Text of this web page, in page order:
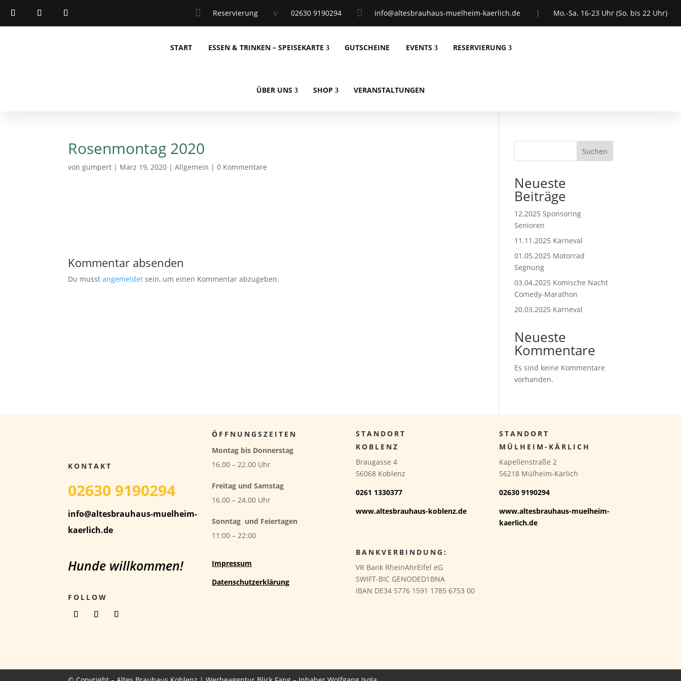
} Mo.-Sa. 16-23 Uhr (So. bis 22 Uhr)
 info@altesbrauhaus-muelheim-kaerlich.de
v 02630 9190294
 Reservierung
START ESSEN & TRINKEN – SPEISEKARTE GUTSCHEINE EVENTS RESERVIERUNG
ÜBER UNS SHOP VERANSTALTUNGEN
Rosenmontag 2020
vongumpert | März 19, 2020 |Allgemein |0 Kommentare
Kommentar absenden
Du musstangemeldet sein, um einen Kommentar abzugeben.
Suchen
Neueste
Beiträge
12.2025 Sponsoring
Senioren
11.11.2025 Karneval
01.05.2025 Motorrad
Segnung
03.04.2025 Komische Nacht
Comedy-Marathon
20.03.2025 Karneval
Neueste
Kommentare
Es sind keine Kommentare
vorhanden.
KONTAKT
02630 9190294
info@altesbrauhaus-muelheim-
kaerlich.de
Hunde willkommen!
FOLLOW
ÖFFNUNGSZEITEN
Montag bis Donnerstag
16.00 – 22.00 Uhr
Freitag und Samstag
16.00 – 24.00 Uhr
Sonntag und Feiertagen
11:00 – 22:00
Impressum
Datenschutzerklärung
STANDORT
KOBLENZ
Braugasse 4
56068 Koblenz
0261 1330377
www.altesbrauhaus-koblenz.de
STANDORT
MÜLHEIM-KÄRLICH
Kapellenstraße 2
56218 Mülheim-Kärlich
02630 9190294
www.altesbrauhaus-muelheim-
kaerlich.de
BANKVERBINDUNG:
VR Bank RheinAhrEifel eG
SWIFT-BIC GENODED1BNA
IBAN DE34 5776 1591 1785 6753 00